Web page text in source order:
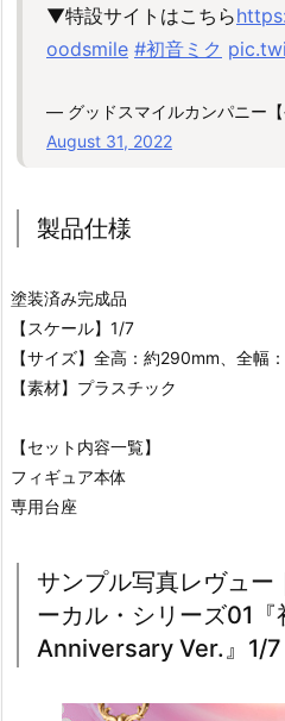
▼特設サイトはこちら
oodsmile #初音ミク
— グッドスマイルカンパニー
August 31, 2022
製品仕様
塗装済み完成品
【スケール】1/7
【サイズ】全高：約290mm、全幅
【素材】プラスチック
【セット内容一覧】
フィギュア本体
専用台座
サンプル写真レヴュー
ーカル・シリーズ01
Anniversary Ver.』1/7